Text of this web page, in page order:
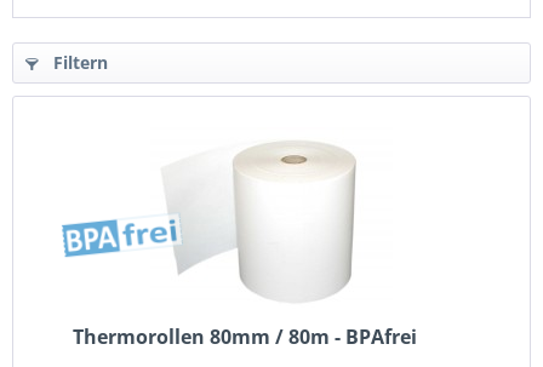
Filtern
Thermorollen 80mm / 80m - BPAfrei